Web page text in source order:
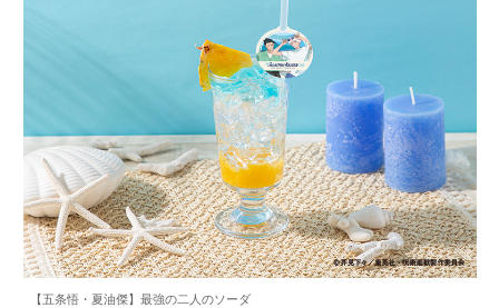
【五条悟・夏油傑】最強の二人のソーダ